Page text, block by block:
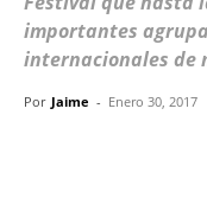
importantes
internacionales de
Por Jaime - Enero 30, 2017